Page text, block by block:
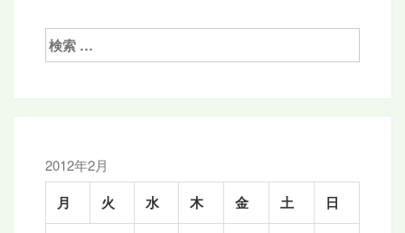
検
索:
2012年2月
月 火 水 木 金 土 日